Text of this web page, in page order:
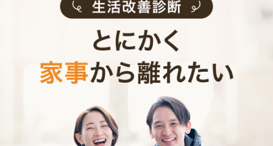
きない状態になってしまいます。その期間を育児に集中
利用して一度お部屋を徹底的にキレイにしておけば、安
心して出産に臨むことができますよね。
産褥期が終わったとしても、出産後は赤ちゃんのお世話
でどうしてもバタバタしてなかなか家事の時間がとりづ
らいもの。さらに、子どもが成長してくると掃除の労力
もどんどん増えていきます。そういう時のためにも、家